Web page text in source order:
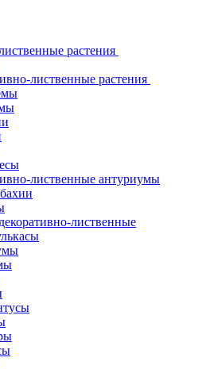
растения
лиственные растения
лиственные антуриумы
лиственные